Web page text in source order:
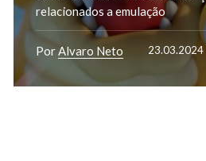
relacionados a emulação
PorAlvaro Neto 23.03.2024